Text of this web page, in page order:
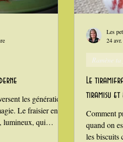
Healthy, léger, ou végétarien
les générations
Le fraisier en fait
lumineux, qui
Le
tiramisu
Comment
quand on
les biscuits
Ramène
Les
24